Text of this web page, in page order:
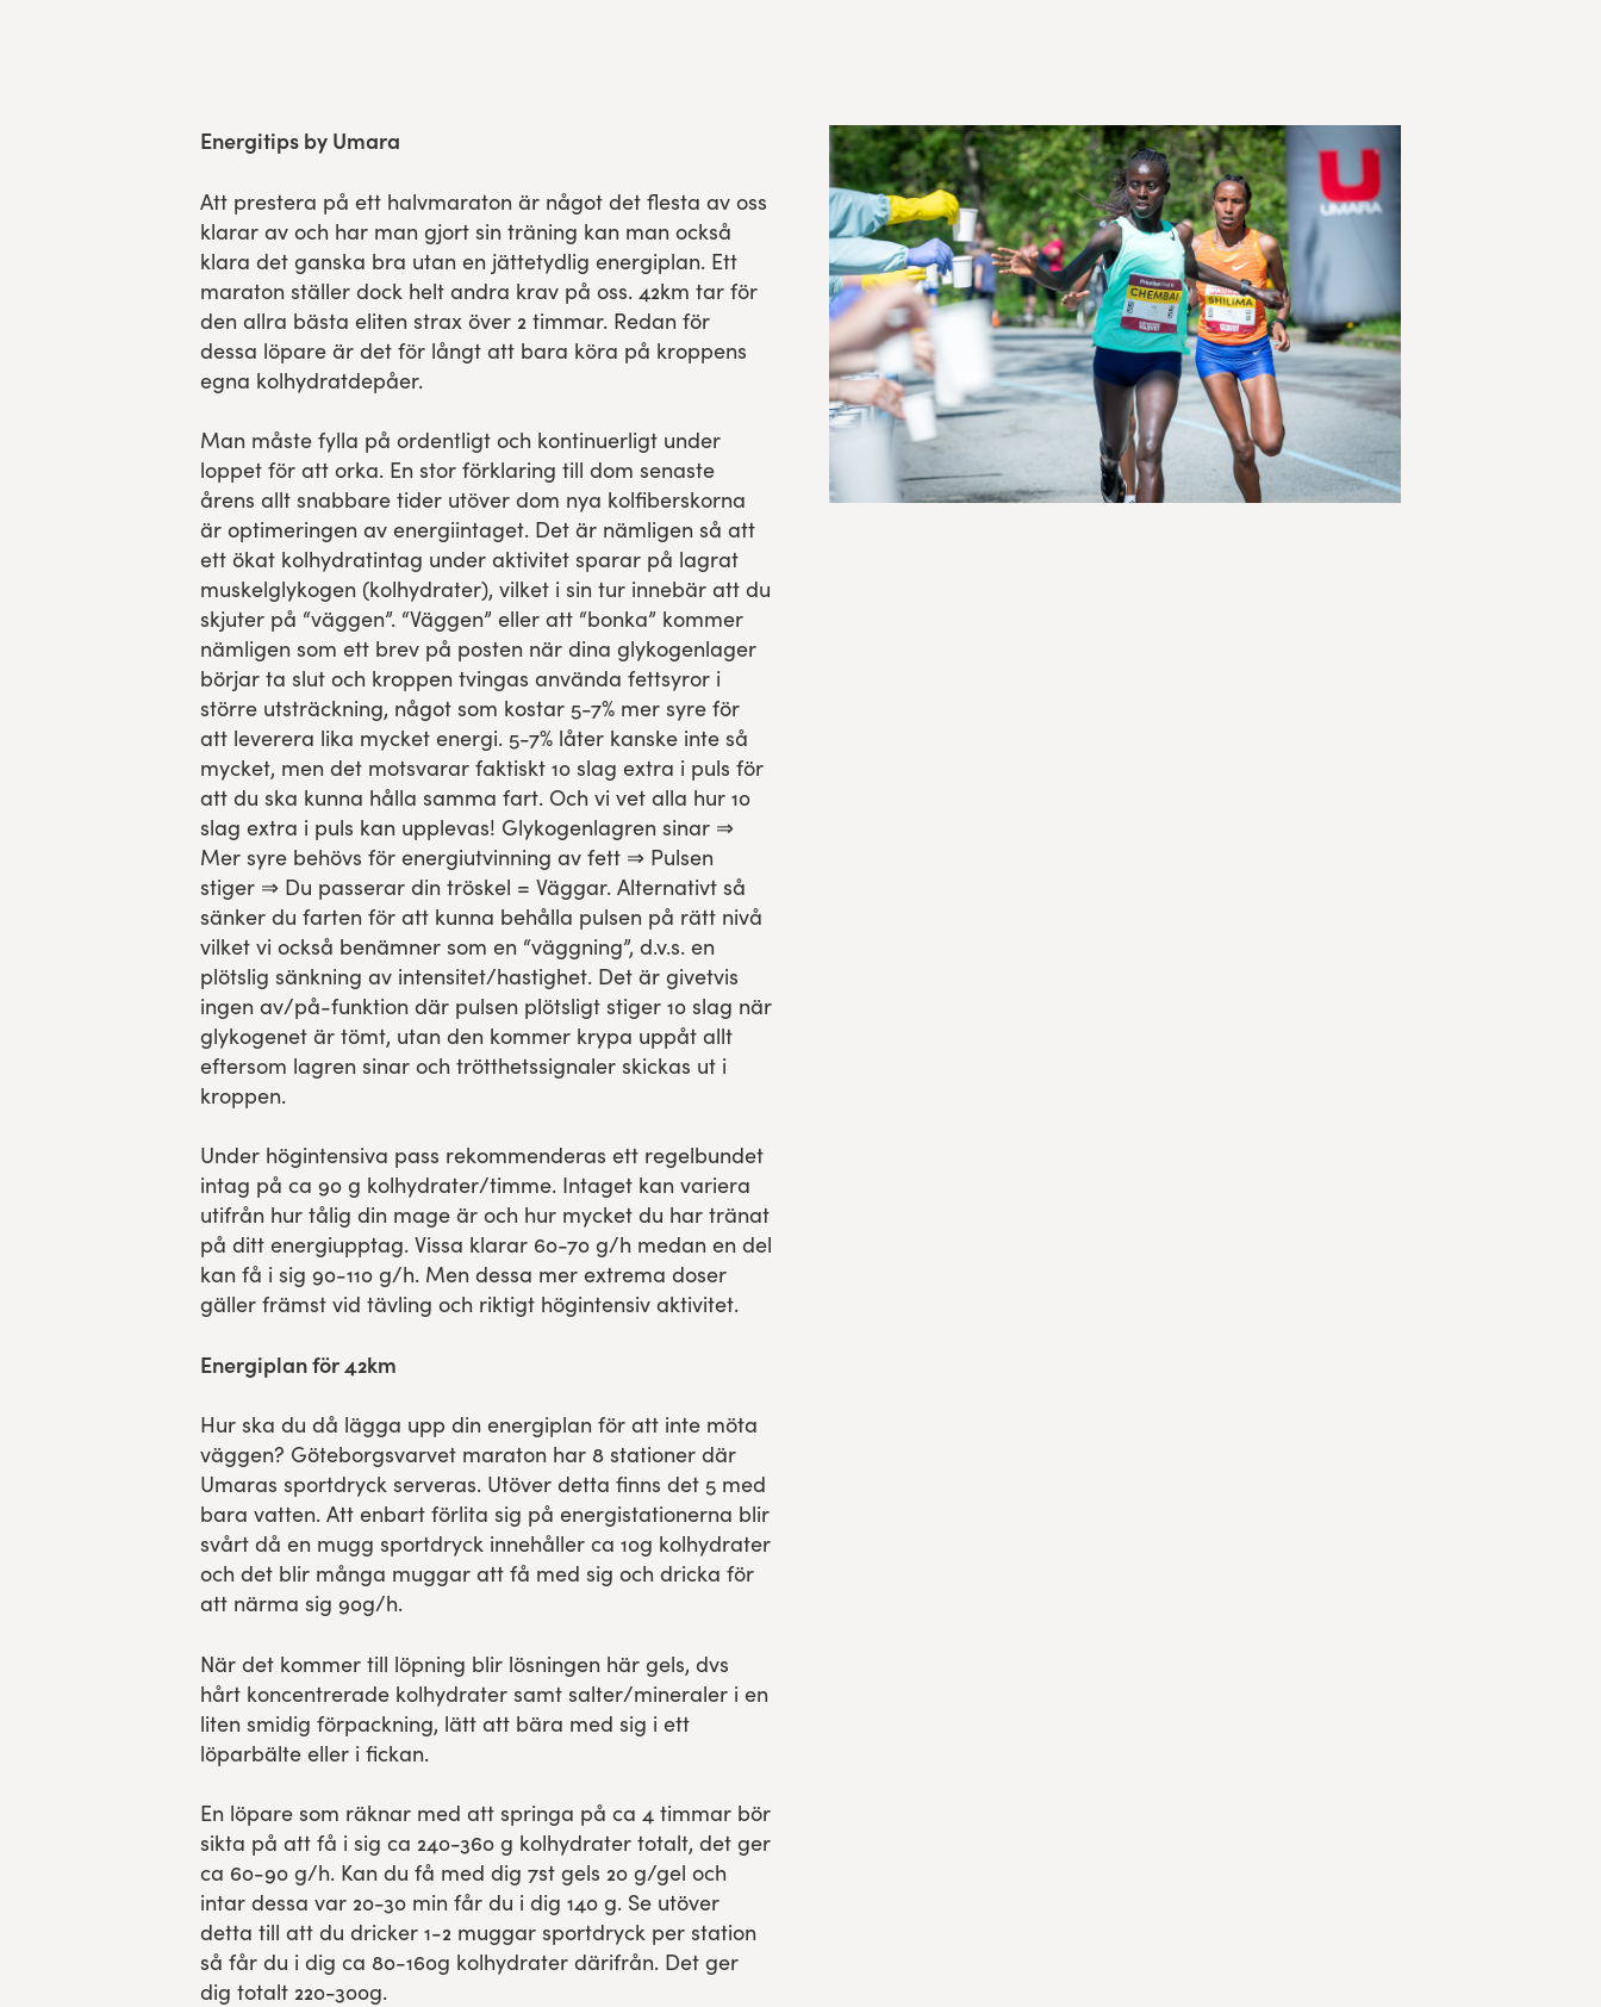
Energitips by Umara
Att prestera på ett halvmaraton är något det flesta av oss
klarar av och har man gjort sin träning kan man också
klara det ganska bra utan en jättetydlig energiplan. Ett
maraton ställer dock helt andra krav på oss. 42km tar för
den allra bästa eliten strax över 2 timmar. Redan för
dessa löpare är det för långt att bara köra på kroppens
egna kolhydratdepåer.
Man måste fylla på ordentligt och kontinuerligt under
loppet för att orka. En stor förklaring till dom senaste
årens allt snabbare tider utöver dom nya kolfiberskorna
är optimeringen av energiintaget. Det är nämligen så att
ett ökat kolhydratintag under aktivitet sparar på lagrat
muskelglykogen (kolhydrater), vilket i sin tur innebär att du
skjuter på “väggen”. “Väggen” eller att “bonka” kommer
nämligen som ett brev på posten när dina glykogenlager
börjar ta slut och kroppen tvingas använda fettsyror i
större utsträckning, något som kostar 5-7% mer syre för
att leverera lika mycket energi. 5-7% låter kanske inte så
mycket, men det motsvarar faktiskt 10 slag extra i puls för
att du ska kunna hålla samma fart. Och vi vet alla hur 10
slag extra i puls kan upplevas! Glykogenlagren sinar ⇒
Mer syre behövs för energiutvinning av fett ⇒ Pulsen
stiger ⇒ Du passerar din tröskel = Väggar. Alternativt så
sänker du farten för att kunna behålla pulsen på rätt nivå
vilket vi också benämner som en “väggning”, d.v.s. en
plötslig sänkning av intensitet/hastighet. Det är givetvis
ingen av/på-funktion där pulsen plötsligt stiger 10 slag när
glykogenet är tömt, utan den kommer krypa uppåt allt
eftersom lagren sinar och trötthetssignaler skickas ut i
kroppen.
Under högintensiva pass rekommenderas ett regelbundet
intag på ca 90 g kolhydrater/timme. Intaget kan variera
utifrån hur tålig din mage är och hur mycket du har tränat
på ditt energiupptag. Vissa klarar 60-70 g/h medan en del
kan få i sig 90-110 g/h. Men dessa mer extrema doser
gäller främst vid tävling och riktigt högintensiv aktivitet.
Energiplan för 42km
Hur ska du då lägga upp din energiplan för att inte möta
väggen? Göteborgsvarvet maraton har 8 stationer där
Umaras sportdryck serveras. Utöver detta finns det 5 med
bara vatten. Att enbart förlita sig på energistationerna blir
svårt då en mugg sportdryck innehåller ca 10g kolhydrater
och det blir många muggar att få med sig och dricka för
att närma sig 90g/h.
När det kommer till löpning blir lösningen här gels, dvs
hårt koncentrerade kolhydrater samt salter/mineraler i en
liten smidig förpackning, lätt att bära med sig i ett
löparbälte eller i fickan.
En löpare som räknar med att springa på ca 4 timmar bör
sikta på att få i sig ca 240-360 g kolhydrater totalt, det ger
ca 60-90 g/h. Kan du få med dig 7st gels 20 g/gel och
intar dessa var 20-30 min får du i dig 140 g. Se utöver
detta till att du dricker 1-2 muggar sportdryck per station
så får du i dig ca 80-160g kolhydrater därifrån. Det ger
dig totalt 220-300g.
Funktionär/Volontär